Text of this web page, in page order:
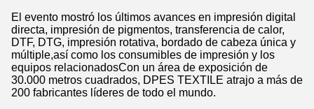
El evento mostró los últimos avances en impresión digital
directa, impresión de pigmentos, transferencia de calor,
DTF, DTG, impresión rotativa, bordado de cabeza única y
múltiple,así como los consumibles de impresión y los
equipos relacionadosCon un área de exposición de
30.000 metros cuadrados, DPES TEXTILE atrajo a más de
200 fabricantes líderes de todo el mundo.